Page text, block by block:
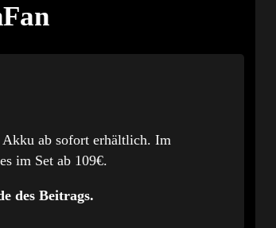
Akku ab sofort erhältlich. Im
im Set ab 109€.
des Beitrags.